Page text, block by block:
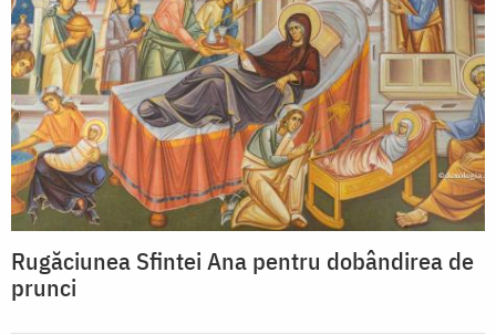
Rugăciunea Sfintei Ana pentru dobândirea de
prunci